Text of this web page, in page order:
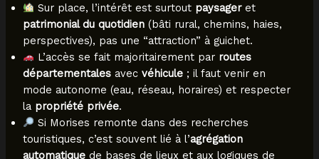
Sur place, l’intérêt est surtout paysageret
patrimonial du quotidien(bâti rural, chemins, haies,
perspectives), pas une “attraction” à guichet.
L’accès se fait majoritairement par routes
départementalesavec véhicule; il faut venir en
mode autonome (eau, réseau, horaires) et respecter
la propriété privée.
Si Morises remonte dans des recherches
touristiques, c’est souvent lié à l’agrégation
automatiquede bases de lieux et aux logiques de